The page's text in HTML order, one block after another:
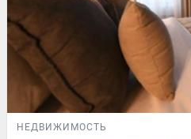
НЕДВИЖИМОСТЬ